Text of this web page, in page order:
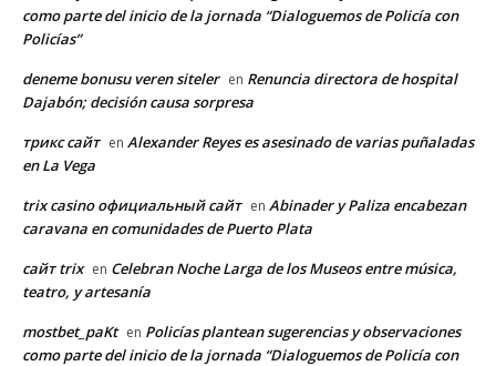
como parte del inicio de la jornada “Dialoguemos de Policía con
Policías”
deneme bonusu veren siteler en Renuncia directora de hospital
Dajabón; decisión causa sorpresa
трикс сайт en Alexander Reyes es asesinado de varias puñaladas
en La Vega
trix casino официальный сайт en Abinader y Paliza encabezan
caravana en comunidades de Puerto Plata
сайт trix en Celebran Noche Larga de los Museos entre música,
teatro, y artesanía
mostbet_paKt en Policías plantean sugerencias y observaciones
como parte del inicio de la jornada “Dialoguemos de Policía con